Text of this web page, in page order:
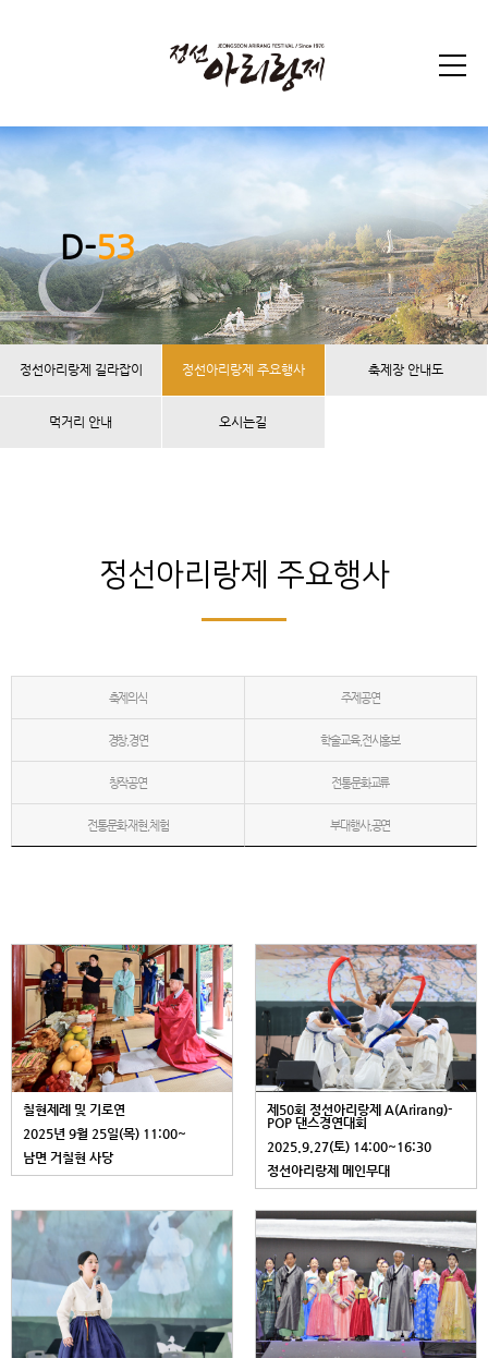
D-53
정선아리랑제 길라잡이 정선아리랑제 주요행사 축제장 안내도
먹거리 안내 오시는길
정선아리랑제 주요행사
축제의식 주제공연
경창,경연 학술교육,전시홍보
창작공연 전통문화교류
전통문화 재현,체험 부대행사,공연
칠현제례 및 기로연
2025년 9월 25일(목) 11:00~
남면 거칠현 사당
제50회 정선아리랑제 A(Arirang)-
POP 댄스경연대회
2025.9.27(토) 14:00~16:30
정선아리랑제 메인무대